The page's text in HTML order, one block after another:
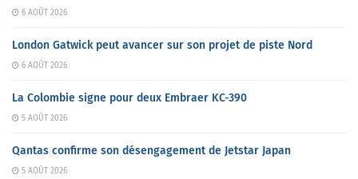
6 AOÛT 2026
London Gatwick peut avancer sur son projet de piste Nord
6 AOÛT 2026
La Colombie signe pour deux Embraer KC-390
5 AOÛT 2026
Qantas confirme son désengagement de Jetstar Japan
5 AOÛT 2026